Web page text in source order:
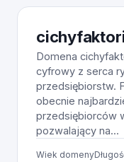
Domena
cyfrowy z serca
przedsiębiorstw.
obecnie
przedsiębiorców
pozwalający na...
Wiek domeny